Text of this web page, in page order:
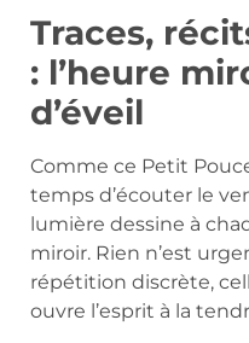
Traces,
: l’heure
d’éveil
Comme ce Petit
temps d’écouter le
lumière dessine à
miroir. Rien n’est
répétition discrète,
ouvre l’esprit à la